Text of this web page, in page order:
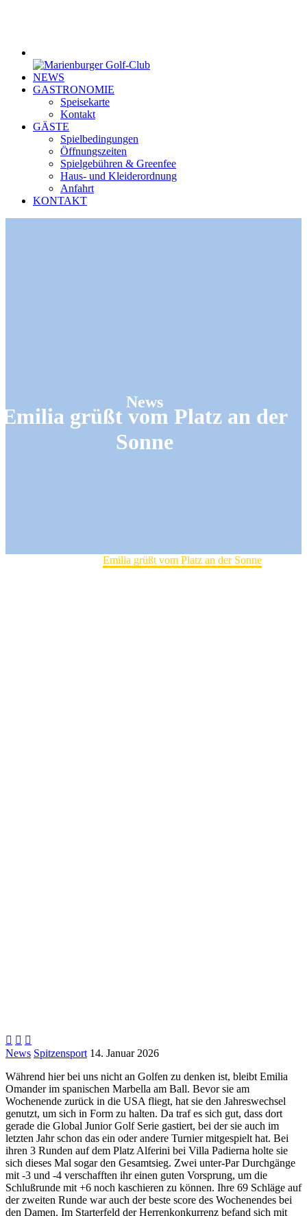
NEWS
GASTRONOMIE
Speisekarte
Kontakt
GÄSTE
Spielbedingungen
Öffnungszeiten
Spielgebühren & Greenfee
Haus- und Kleiderordnung
Anfahrt
KONTAKT
News
Emilia grüßt vom Platz an der
Sonne
Emilia grüßt vom Platz an der Sonne
  
News Spitzensport 14. Januar 2026
Während hier bei uns nicht an Golfen zu denken ist, bleibt Emilia
Omander im spanischen Marbella am Ball. Bevor sie am
Wochenende zurück in die USA fliegt, hat sie den Jahreswechsel
genutzt, um sich in Form zu halten. Da traf es sich gut, dass dort
gerade die Global Junior Golf Serie gastiert, bei der sie auch im
letzten Jahr schon das ein oder andere Turnier mitgespielt hat. Bei
ihren 3 Runden auf dem Platz Alferini bei Villa Padierna holte sie
sich dieses Mal sogar den Gesamtsieg. Zwei unter-Par Durchgänge
mit -3 und -4 verschafften ihr einen guten Vorsprung, um die
Schlußrunde mit +6 noch kaschieren zu können. Ihre 69 Schläge auf
der zweiten Runde war auch der beste score des Wochenendes bei
den Damen. Im Starterfeld der Herrenkonkurrenz befand sich mit